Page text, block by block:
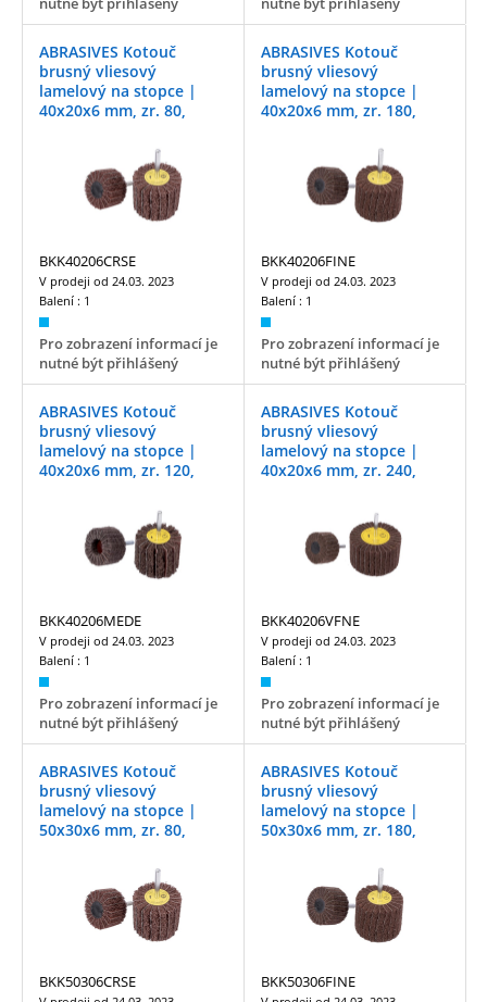
ABRASIVES Kotouč
brusný vliesový
lamelový na stopce |
40x20x6 mm, zr. 80,
BKK40206CRSE
V prodeji od 24.03. 2023
Balení : 1
Pro zobrazení informací je
nutné být přihlášený
ABRASIVES Kotouč
brusný vliesový
lamelový na stopce |
40x20x6 mm, zr. 180,
BKK40206FINE
V prodeji od 24.03. 2023
Balení : 1
Pro zobrazení informací je
nutné být přihlášený
ABRASIVES Kotouč
brusný vliesový
lamelový na stopce |
40x20x6 mm, zr. 120,
BKK40206MEDE
V prodeji od 24.03. 2023
Balení : 1
Pro zobrazení informací je
nutné být přihlášený
ABRASIVES Kotouč
brusný vliesový
lamelový na stopce |
40x20x6 mm, zr. 240,
BKK40206VFNE
V prodeji od 24.03. 2023
Balení : 1
Pro zobrazení informací je
nutné být přihlášený
ABRASIVES Kotouč
brusný vliesový
lamelový na stopce |
50x30x6 mm, zr. 80,
BKK50306CRSE
ABRASIVES Kotouč
brusný vliesový
lamelový na stopce |
50x30x6 mm, zr. 180,
BKK50306FINE